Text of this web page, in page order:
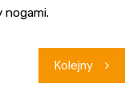
nogami.
Kolejny